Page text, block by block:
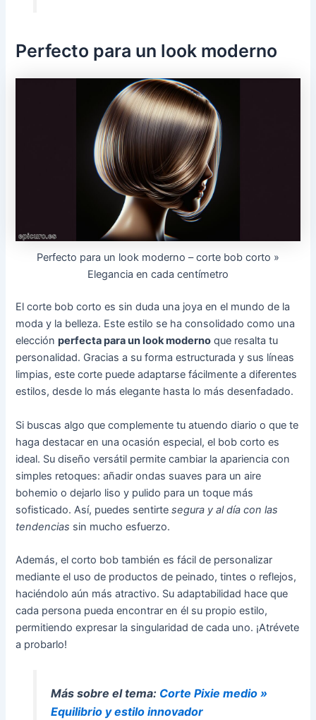
Perfecto para un look moderno
Perfecto para un look moderno – corte bob corto »
Elegancia en cada centímetro
El corte bob corto es sin duda una joya en el mundo de la
moda y la belleza. Este estilo se ha consolidado como una
elecciónperfecta para un look moderno que resalta tu
personalidad. Gracias a su forma estructurada y sus líneas
limpias, este corte puede adaptarse fácilmente a diferentes
estilos, desde lo más elegante hasta lo más desenfadado.
Si buscas algo que complemente tu atuendo diario o que te
haga destacar en una ocasión especial, el bob corto es
ideal. Su diseño versátil permite cambiar la apariencia con
simples retoques: añadir ondas suaves para un aire
bohemio o dejarlo liso y pulido para un toque más
sofisticado. Así, puedes sentirtesegura y al día con las
tendencias sin mucho esfuerzo.
Además, el corto bob también es fácil de personalizar
mediante el uso de productos de peinado, tintes o reflejos,
haciéndolo aún más atractivo. Su adaptabilidad hace que
cada persona pueda encontrar en él su propio estilo,
permitiendo expresar la singularidad de cada uno. ¡Atrévete
a probarlo!
Más sobre el tema: Corte Pixie medio »
Equilibrio y estilo innovador